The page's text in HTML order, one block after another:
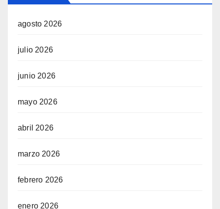
agosto 2026
julio 2026
junio 2026
mayo 2026
abril 2026
marzo 2026
febrero 2026
enero 2026